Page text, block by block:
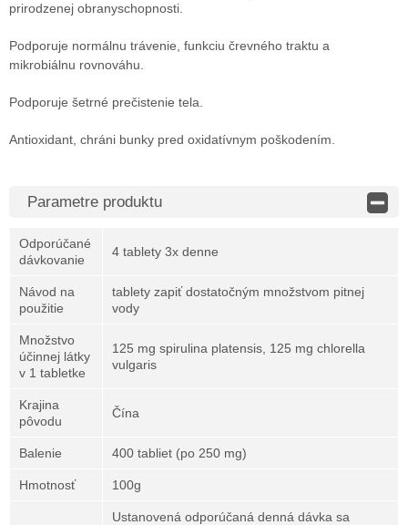
prirodzenej obranyschopnosti.
Podporuje normálnu trávenie, funkciu črevného traktu a
mikrobiálnu rovnováhu.
Podporuje šetrné prečistenie tela.
Antioxidant, chráni bunky pred oxidatívnym poškodením.
Parametre produktu
Odporúčané
dávkovanie
4 tablety 3x denne
Návod na
použitie
tablety zapiť dostatočným množstvom pitnej
vody
Množstvo
účinnej látky
v 1 tabletke
125 mg spirulina platensis, 125 mg chlorella
vulgaris
Krajina
pôvodu
Čína
Balenie 400 tabliet (po 250 mg)
Hmotnosť 100g
Ustanovená odporúčaná denná dávka sa